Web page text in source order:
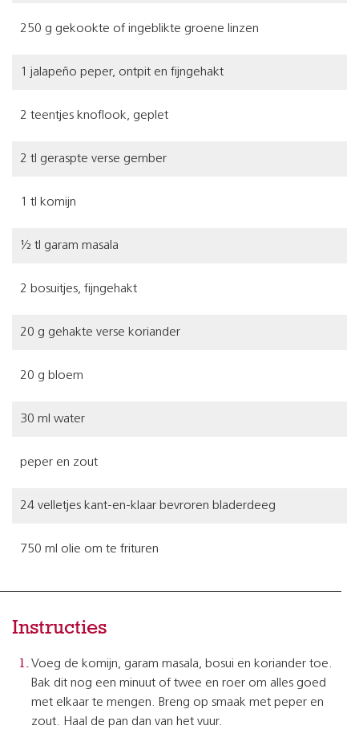
250 g gekookte of ingeblikte groene linzen
1 jalapeño peper, ontpit en fijngehakt
2 teentjes knoflook, geplet
2 tl geraspte verse gember
1 tl komijn
½ tl garam masala
2 bosuitjes, fijngehakt
20 g gehakte verse koriander
20 g bloem
30 ml water
peper en zout
24 velletjes kant-en-klaar bevroren bladerdeeg
750 ml olie om te frituren
Instructies
Voeg de komijn, garam masala, bosui en koriander toe.
Bak dit nog een minuut of twee en roer om alles goed
met elkaar te mengen. Breng op smaak met peper en
zout. Haal de pan dan van het vuur.